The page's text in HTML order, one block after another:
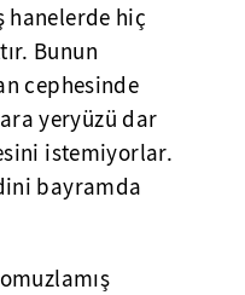
hanelerde hiç
Bunun
cephesinde
yeryüzü dar
istemiyorlar.
bayramda